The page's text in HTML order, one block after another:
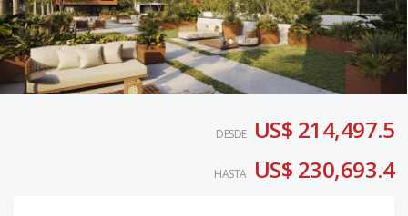
DESDE US$ 214,497.5
HASTA US$ 230,693.4